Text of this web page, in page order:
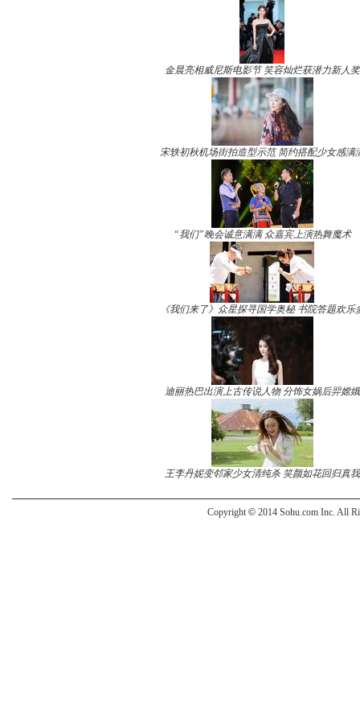
金晨亮相威尼斯电影节 笑容灿烂获潜力新人奖
宋轶初秋机场街拍造型示范 简约搭配少女感满
“我们”晚会诚意满满 众嘉宾上演热舞魔术
《我们来了》众星探寻国学奥秘 书院答题欢乐
迪丽热巴出演上古传说人物 分饰女娲后羿嫦娥
王李丹妮变邻家少女清纯杀 笑颜如花回归真我
Copyright © 2014 Sohu.com Inc. All